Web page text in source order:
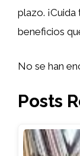
plazo.
beneficios
No se han
Posts